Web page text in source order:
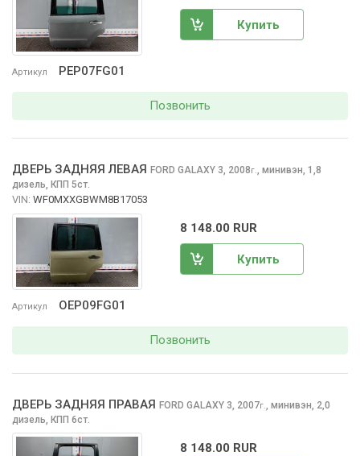
Артикул PEP07FG01
Купить
Позвонить
Артикул OEP09FG01
ДВЕРЬ ЗАДНЯЯ ЛЕВАЯ FORD GALAXY 3, 2008г., минивэн, 1,8
дизель, КПП 5ст.
VIN: WF0MXXGBWM8B17053
8 148.00 RUR
Купить
Позвонить
ДВЕРЬ ЗАДНЯЯ ПРАВАЯ FORD GALAXY 3, 2007г.
минивэн, 2,0
дизель, КПП 6ст.
8 148.00 RUR